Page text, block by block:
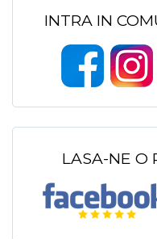
INTRA IN
LASA-NE O